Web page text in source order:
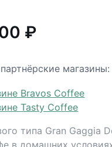
₽
магазины:
Bravos Coffee
Tasty Coffee
типа Gran Gaggia
в домашних